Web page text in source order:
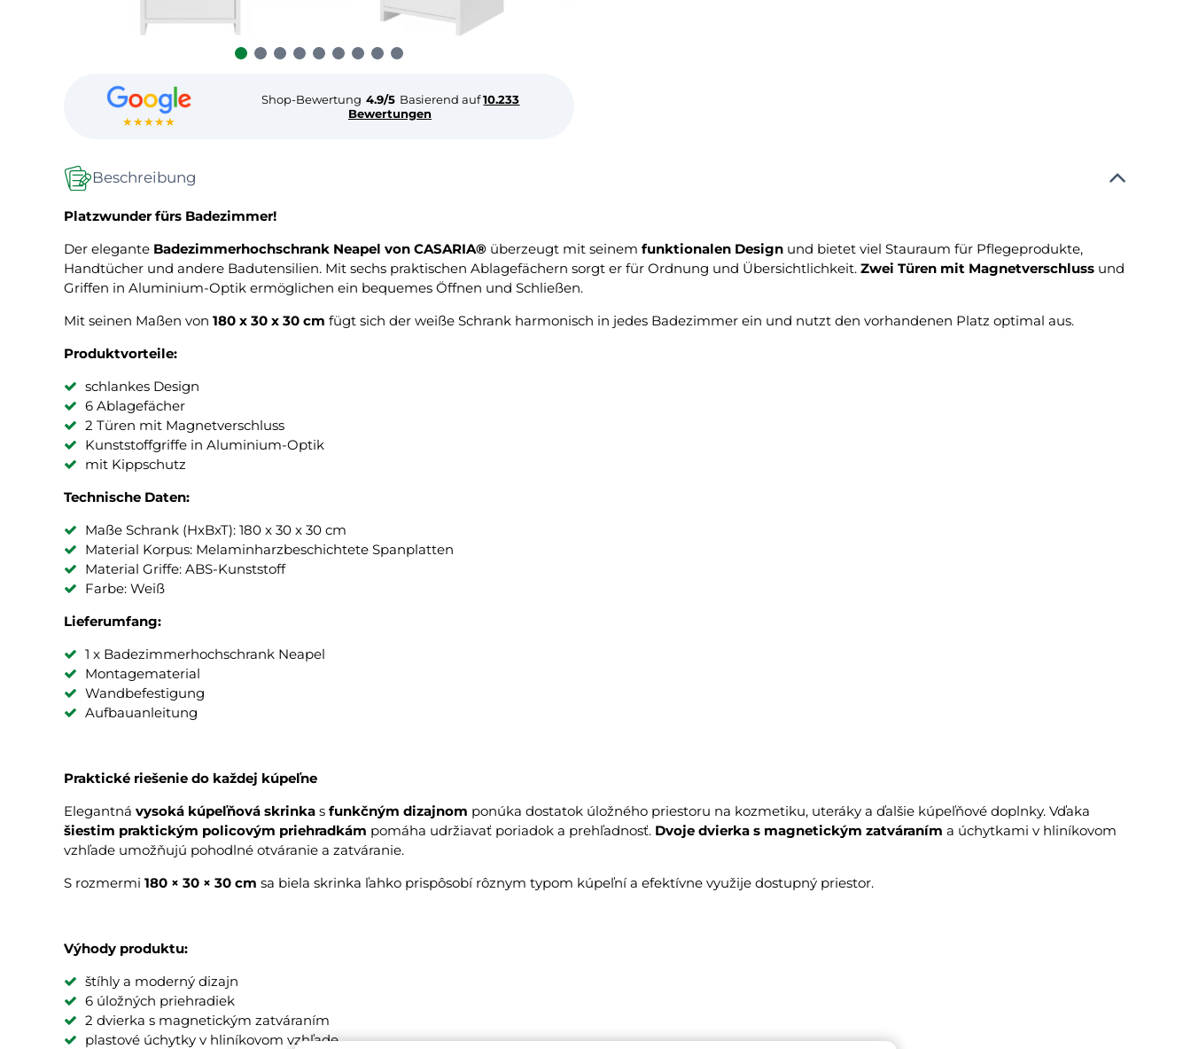
★★★★★
Shop-Bewertung 4.9/5 Basierend auf10.233
Bewertungen
Beschreibung
Platzwunder fürs Badezimmer!
Der elegante Badezimmerhochschrank Neapel von CASARIA® überzeugt mit seinem funktionalen Design und bietet viel Stauraum für Pflegeprodukte,
Handtücher und andere Badutensilien. Mit sechs praktischen Ablagefächern sorgt er für Ordnung und Übersichtlichkeit. Zwei Türen mit Magnetverschluss und
Griffen in Aluminium-Optik ermöglichen ein bequemes Öffnen und Schließen.
Mit seinen Maßen von 180 x 30 x 30 cm fügt sich der weiße Schrank harmonisch in jedes Badezimmer ein und nutzt den vorhandenen Platz optimal aus.
Produktvorteile:
schlankes Design
6 Ablagefächer
2 Türen mit Magnetverschluss
Kunststoffgriffe in Aluminium-Optik
mit Kippschutz
Technische Daten:
Maße Schrank (HxBxT): 180 x 30 x 30 cm
Material Korpus: Melaminharzbeschichtete Spanplatten
Material Griffe: ABS-Kunststoff
Farbe: Weiß
Lieferumfang:
1 x Badezimmerhochschrank Neapel
Montagematerial
Wandbefestigung
Aufbauanleitung
Praktické riešenie do každej kúpeľne
Elegantná vysoká kúpeľňová skrinka s funkčným dizajnom ponúka dostatok úložného priestoru na kozmetiku, uteráky a ďalšie kúpeľňové doplnky. Vďaka
šiestim praktickým policovým priehradkám pomáha udržiavať poriadok a prehľadnosť. Dvoje dvierka s magnetickým zatváraním a úchytkami v hliníkovom
vzhľade umožňujú pohodlné otváranie a zatváranie.
S rozmermi 180 × 30 × 30 cm sa biela skrinka ľahko prispôsobí rôznym typom kúpeľní a efektívne využije dostupný priestor.
Výhody produktu:
štíhly a moderný dizajn
6 úložných priehradiek
2 dvierka s magnetickým zatváraním
plastové úchytky v hliníkovom vzhľade